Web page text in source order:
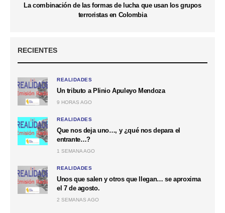
La combinación de las formas de lucha que usan los grupos
terroristas en Colombia
RECIENTES
REALIDADES
Un tributo a Plinio Apuleyo Mendoza
9 HORAS AGO
REALIDADES
Que nos deja uno…, y ¿qué nos depara el
entrante…?
1 SEMANA AGO
REALIDADES
Unos que salen y otros que llegan… se aproxima
el 7 de agosto.
2 SEMANAS AGO